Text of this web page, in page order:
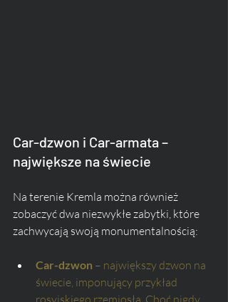
Car-dzwon i Car-armata –
największe na świecie
Na terenie Kremla można również
zobaczyć dwa niezwykłe zabytki, które
zachwycają swoją monumentalnością:
Car-dzwon – największy dzwon na
świecie, imponujący przykład